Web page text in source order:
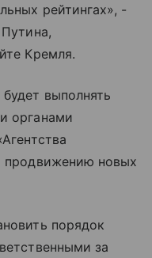
рейтингах», -
Кремля.
выполнять
органами
продвижению новых
порядок
за